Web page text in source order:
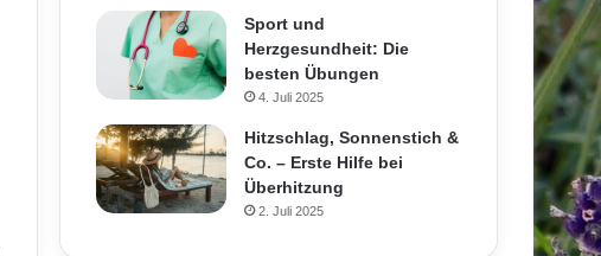
Sport und
Herzgesundheit: Die
besten Übungen
4. Juli 2025
Hitzschlag, Sonnenstich &
Co. – Erste Hilfe bei
Überhitzung
2. Juli 2025